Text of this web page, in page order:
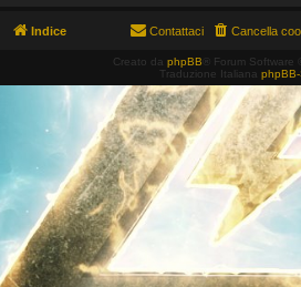
Indice Cancella
Contattaci
Creato da phpBB ® Forum Software
Traduzione Italiana